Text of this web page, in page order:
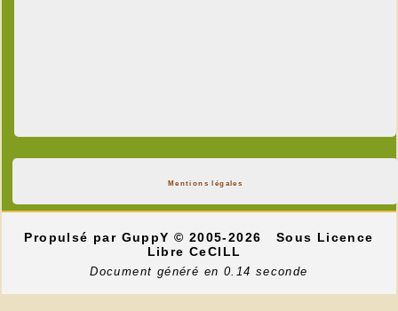
Mentions légales
Propulsé par GuppY© 2005-2026
Sous Licence
Libre CeCILL
Document généré en 0.14 seconde